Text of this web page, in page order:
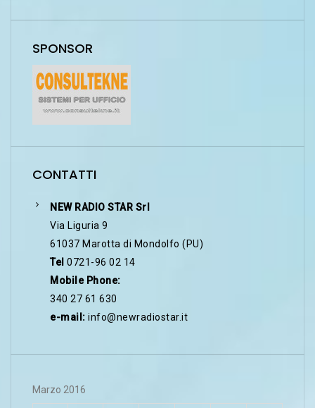
SPONSOR
CONTATTI
NEW RADIO STAR Srl
Via Liguria 9
61037 Marotta di Mondolfo (PU)
Tel 0721-96 02 14
Mobile Phone:
340 27 61 630
e-mail: info@newradiostar.it
Marzo 2016